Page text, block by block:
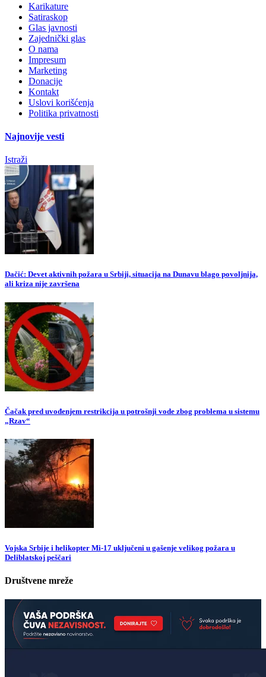
Karikature
Satiraskop
Glas javnosti
Zajednički glas
O nama
Impresum
Marketing
Donacije
Kontakt
Uslovi korišćenja
Politika privatnosti
Najnovije vesti
Istraži
Dačić: Devet aktivnih požara u Srbiji, situacija na Dunavu blago povoljnija,
ali kriza nije završena
Čačak pred uvođenjem restrikcija u potrošnji vode zbog problema u sistemu
„Rzav“
Vojska Srbije i helikopter Mi-17 uključeni u gašenje velikog požara u
Deliblatskoj peščari
Društvene mreže